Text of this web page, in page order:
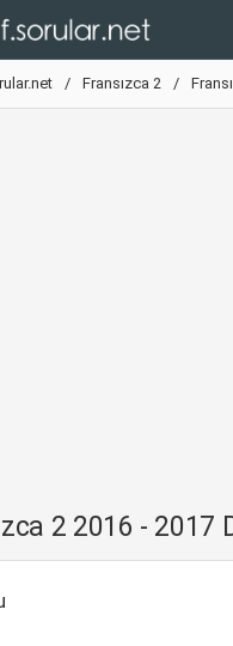
Fransızca 2
2 2016 - 2017